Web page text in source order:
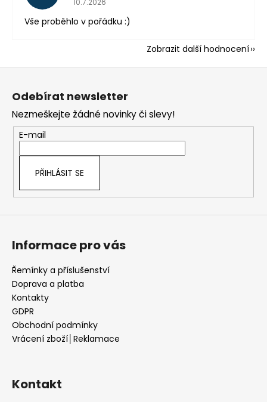
10.7.2026
Vše proběhlo v pořádku :)
Zobrazit další hodnocení
Z
Odebírat newsletter
Nezmeškejte žádné novinky či slevy!
E-mail
PŘIHLÁSIT SE
Informace pro vás
Řemínky a příslušenství
Doprava a platba
Kontakty
GDPR
Obchodní podmínky
Vrácení zboží│Reklamace
Kontakt